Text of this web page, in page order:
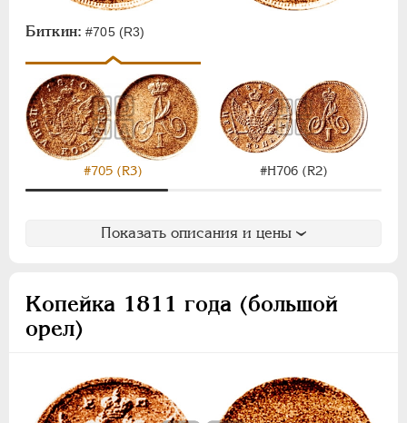
Биткин: #705 (R3)
#705 (R3) #Н706 (R2)
Показать описания и цены
Копейка 1811 года (большой
орел)